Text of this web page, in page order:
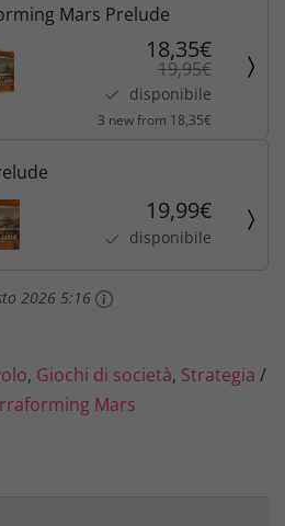
:
€
.
Mars Prelude
18,35€
19,95€
disponibile
3 new from 18,35€
19,99€
disponibile
2026 5:16
, Giochi di società, Strategia
Mars